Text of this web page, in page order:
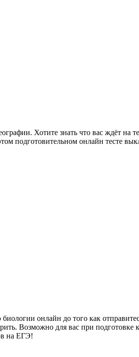
Хотите знать что вас ждёт
подготовительном онлайн тесте
онлайн до того как
Возможно для вас при
на ЕГЭ!